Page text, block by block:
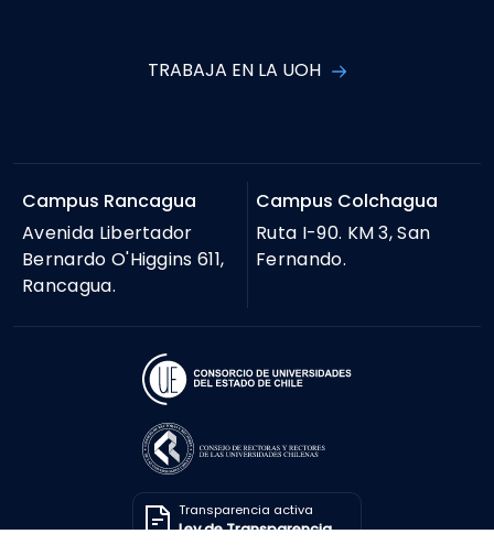
TRABAJA EN LA UOH
Campus Rancagua
Avenida Libertador
Bernardo O'Higgins 611,
Rancagua.
Campus Colchagua
Ruta I-90. KM 3, San
Fernando.
Transparencia activa
Ley de Transparencia